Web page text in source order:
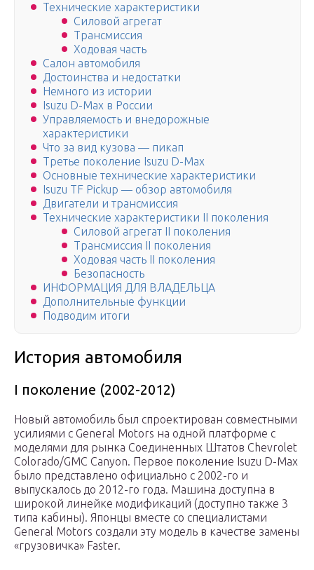
Технические характеристики
Силовой агрегат
Трансмиссия
Ходовая часть
Салон автомобиля
Достоинства и недостатки
Немного из истории
Isuzu D-Max в России
Управляемость и внедорожные
характеристики
Что за вид кузова — пикап
Третье поколение Isuzu D-Max
Основные технические характеристики
Isuzu TF Pickup — обзор автомобиля
Двигатели и трансмиссия
Технические характеристики II поколения
Силовой агрегат II поколения
Трансмиссия II поколения
Ходовая часть II поколения
Безопасность
ИНФОРМАЦИЯ ДЛЯ ВЛАДЕЛЬЦА
Дополнительные функции
Подводим итоги
История автомобиля
I поколение (2002-2012)
Новый автомобиль был спроектирован совместными
усилиями с General Motors на одной платформе с
моделями для рынка Соединенных Штатов Chevrolet
Colorado/GMC Canyon. Первое поколение Isuzu D-Max
было представлено официально с 2002-го и
выпускалось до 2012-го года. Машина доступна в
широкой линейке модификаций (доступно также 3
типа кабины). Японцы вместе со специалистами
General Motors создали эту модель в качестве замены
«грузовичка» Faster.